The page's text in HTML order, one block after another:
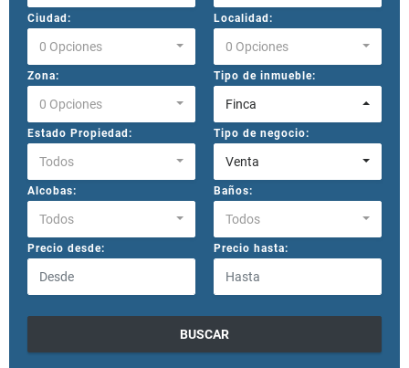
Ciudad:
0 Opciones
Localidad:
0 Opciones
Zona:
0 Opciones
Tipo de inmueble:
Finca
Estado Propiedad:
Todos
Tipo de negocio:
Venta
Alcobas:
Todos
Baños:
Todos
Precio desde: Precio hasta:
BUSCAR